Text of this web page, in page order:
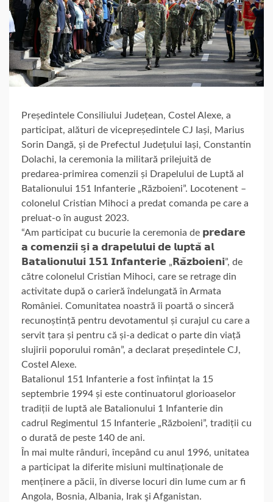
Președintele Consiliului Județean, Costel Alexe, a
participat, alături de vicepreședintele CJ Iași, Marius
Sorin Dangă, și de Prefectul Județului Iași, Constantin
Dolachi, la ceremonia la militară prilejuită de
predarea-primirea comenzii și Drapelului de Luptă al
Batalionului 151 Infanterie „Războieni”. Locotenent –
colonelul Cristian Mihoci a predat comanda pe care a
preluat-o în august 2023.
“Am participat cu bucurie la ceremonia de 𝗽𝗿𝗲𝗱𝗮𝗿𝗲
𝗮 𝗰𝗼𝗺𝗲𝗻𝘇𝗶𝗶 𝘀̗𝗶 𝗮 𝗱𝗿𝗮𝗽𝗲𝗹𝘂𝗹𝘂𝗶 𝗱𝗲 𝗹𝘂𝗽𝘁𝗮̆ 𝗮𝗹
𝗕𝗮𝘁𝗮𝗹𝗶𝗼𝗻𝘂𝗹𝘂𝗶 𝟭𝟱𝟭 𝗜𝗻𝗳𝗮𝗻𝘁𝗲𝗿𝗶𝗲 „𝗥𝗮̆𝘇𝗯𝗼𝗶𝗲𝗻𝗶”, de
către colonelul Cristian Mihoci, care se retrage din
activitate după o carieră îndelungată în Armata
României. Comunitatea noastră îi poartă o sinceră
recunoștință pentru devotamentul și curajul cu care a
servit țara și pentru că și-a dedicat o parte din viață
slujirii poporului român”, a declarat președintele CJ,
Costel Alexe.
Batalionul 151 Infanterie a fost înființat la 15
septembrie 1994 și este continuatorul glorioaselor
tradiții de luptă ale Batalionului 1 Infanterie din
cadrul Regimentul 15 Infanterie „Războieni”, tradiții cu
o durată de peste 140 de ani.
În mai multe rânduri, începând cu anul 1996, unitatea
a participat la diferite misiuni multinaționale de
menținere a păcii, în diverse locuri din lume cum ar fi
Angola, Bosnia, Albania, Irak şi Afganistan.